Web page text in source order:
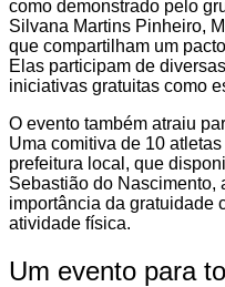
como demonstrado pelo
Silvana Martins Pinheiro,
que compartilham um
Elas participam de
iniciativas gratuitas como
O evento também atraiu
Uma comitiva de 10
prefeitura local, que
Sebastião do Nascimento,
importância da gratuidade
atividade física.
Um evento para